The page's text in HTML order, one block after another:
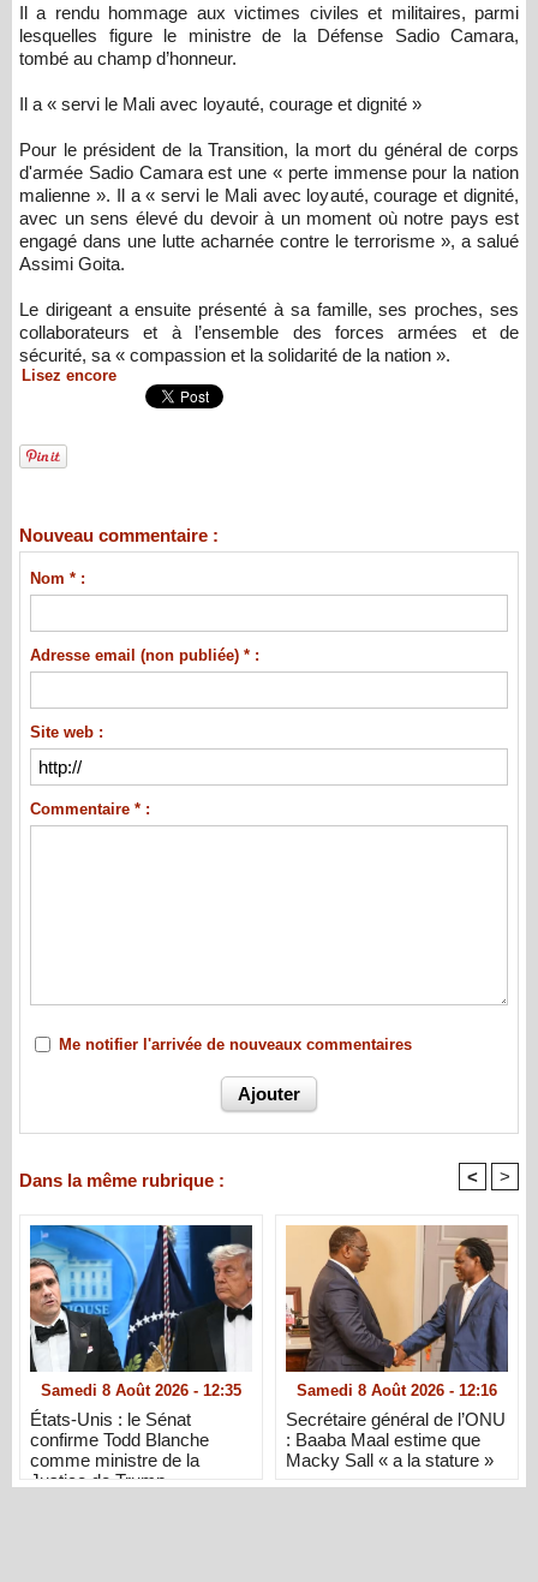
Il a rendu hommage aux victimes civiles et militaires, parmi
lesquelles figure le ministre de la Défense Sadio Camara,
tombé au champ d’honneur.
Il a « servi le Mali avec loyauté, courage et dignité »
Pour le président de la Transition, la mort du général de corps
d'armée Sadio Camara est une « perte immense pour la nation
malienne ». Il a « servi le Mali avec loyauté, courage et dignité,
avec un sens élevé du devoir à un moment où notre pays est
engagé dans une lutte acharnée contre le terrorisme », a salué
Assimi Goita.
Le dirigeant a ensuite présenté à sa famille, ses proches, ses
collaborateurs et à l’ensemble des forces armées et de
sécurité, sa « compassion et la solidarité de la nation ».
Lisez encore
Nouveau commentaire :
Nom * :
Adresse email (non publiée) * :
Site web :
Commentaire * :
Me notifier l'arrivée de nouveaux commentaires
Dans la même rubrique : < >
Samedi 8 Août 2026 - 12:35
États-Unis : le Sénat
confirme Todd Blanche
comme ministre de la
Justice de Trump
Samedi 8 Août 2026 - 12:16
Secrétaire général de l’ONU
: Baaba Maal estime que
Macky Sall « a la stature »